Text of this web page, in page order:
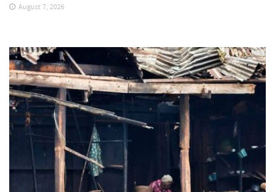
August 7, 2026